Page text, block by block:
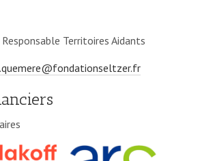
Territoires Aidants